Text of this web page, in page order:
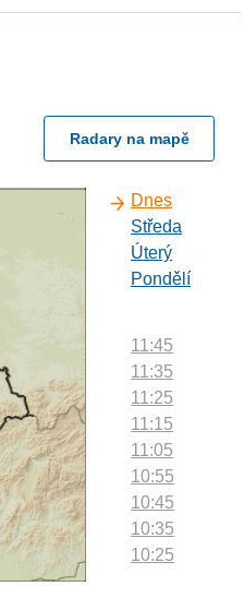
Radary na mapě
Dnes
Středa
Úterý
Pondělí
11:45
11:35
11:25
11:15
11:05
10:55
10:45
10:35
10:25